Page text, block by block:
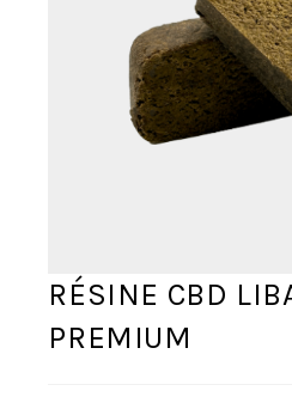
RÉSINE CBD
PREMIUM